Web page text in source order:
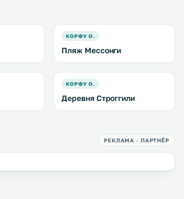
КОРФУ О.
Пляж Мессонги
КОРФУ О.
Деревня Строггили
РЕКЛАМА · ПАРТНЁР